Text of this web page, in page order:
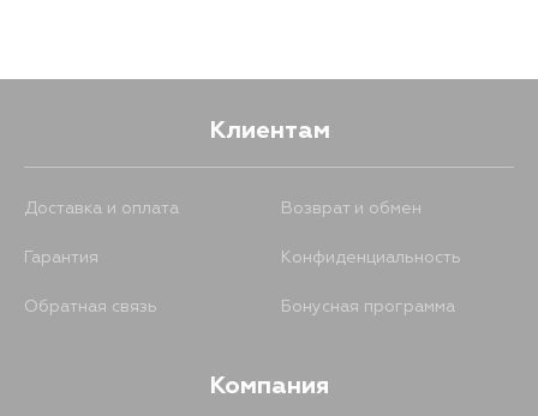
Клиентам
Доставка и оплата Возврат и обмен
Гарантия Конфиденциальность
Обратная связь Бонусная программа
Компания